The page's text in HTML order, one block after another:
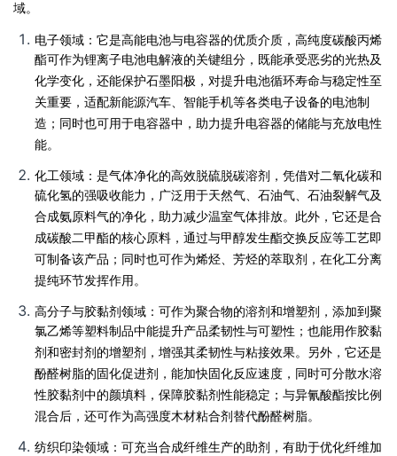
域。
电子领域：它是高能电池与电容器的优质介质，高纯度碳酸丙烯
酯可作为锂离子电池电解液的关键组分，既能承受恶劣的光热及
化学变化，还能保护石墨阳极，对提升电池循环寿命与稳定性至
关重要，适配新能源汽车、智能手机等各类电子设备的电池制
造；同时也可用于电容器中，助力提升电容器的储能与充放电性
能。
化工领域：是气体净化的高效脱硫脱碳溶剂，凭借对二氧化碳和
硫化氢的强吸收能力，广泛用于天然气、石油气、石油裂解气及
合成氨原料气的净化，助力减少温室气体排放。此外，它还是合
成碳酸二甲酯的核心原料，通过与甲醇发生酯交换反应等工艺即
可制备该产品；同时也可作为烯烃、芳烃的萃取剂，在化工分离
提纯环节发挥作用。
高分子与胶黏剂领域：可作为聚合物的溶剂和增塑剂，添加到聚
氯乙烯等塑料制品中能提升产品柔韧性与可塑性；也能用作胶黏
剂和密封剂的增塑剂，增强其柔韧性与粘接效果。另外，它还是
酚醛树脂的固化促进剂，能加快固化反应速度，同时可分散水溶
性胶黏剂中的颜填料，保障胶黏剂性能稳定；与异氰酸酯按比例
混合后，还可作为高强度木材粘合剂替代酚醛树脂。
纺织印染领域：可充当合成纤维生产的助剂，有助于优化纤维加